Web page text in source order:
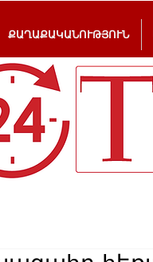
ՔԱՂԱՔԱԿԱՆՈՒԹՅՈՒՆ